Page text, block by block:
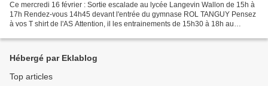
Ce mercredi 16 février : Sortie escalade au lycée Langevin Wallon de 15h à
17h Rendez-vous 14h45 devant l'entrée du gymnase ROL TANGUY Pensez
à vos T shirt de l'AS Attention, il les entrainements de 15h30 à 18h au
Hébergé par Eklablog
Top articles